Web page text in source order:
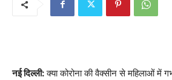
नई दिल्ली:क्या कोरोना की वैक्सीन से महिलाओं में